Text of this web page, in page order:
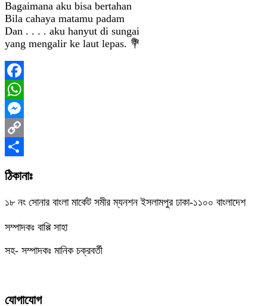
Bagaimana aku bisa bertahan
Bila cahaya matamu padam
Dan . . . . aku hanyut di sungai
yang mengalir ke laut lepas. 💐
Facebook
WhatsApp
Messenger
Copy
Link
Share
ঠিকানাঃ
১৮ নং সোনার বাংলা মার্কেট সমীর ম্যনশন ইসলামপুর ঢাকা-১১০০ বাংলাদেশ
সম্পাদকঃ বাপ্পি সাহা
সহ- সম্পাদকঃ মানিক চক্রবর্তী
যোগাযোগ